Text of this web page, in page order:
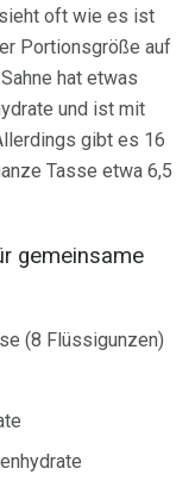
oft wie es ist
Portionsgröße auf
hat etwas
und ist mit
gibt es 16
Tasse etwa 6,5
gemeinsame
(8 Flüssigunzen)